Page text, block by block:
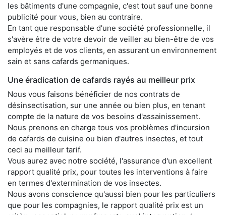
les bâtiments d'une compagnie, c'est tout sauf une bonne
publicité pour vous, bien au contraire.
En tant que responsable d'une société professionnelle, il
s'avère être de votre devoir de veiller au bien-être de vos
employés et de vos clients, en assurant un environnement
sain et sans cafards germaniques.
Une éradication de cafards rayés au meilleur prix
Nous vous faisons bénéficier de nos contrats de
désinsectisation, sur une année ou bien plus, en tenant
compte de la nature de vos besoins d'assainissement.
Nous prenons en charge tous vos problèmes d'incursion
de cafards de cuisine ou bien d'autres insectes, et tout
ceci au meilleur tarif.
Vous aurez avec notre société, l'assurance d'un excellent
rapport qualité prix, pour toutes les interventions à faire
en termes d'extermination de vos insectes.
Nous avons conscience qu'aussi bien pour les particuliers
que pour les compagnies, le rapport qualité prix est un